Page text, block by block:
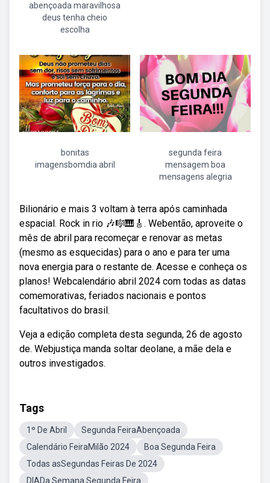
abençoada maravilhosa
deus tenha cheio
escolha
bonitas
imagensbomdia abril
segunda feira
mensagem boa
mensagens alegria
Bilionário e mais 3 voltam à terra após caminhada
espacial. Rock in rio 🎶🎼🎹🎸. Webentão, aproveite o
mês de abril para recomeçar e renovar as metas
(mesmo as esquecidas) para o ano e para ter uma
nova energia para o restante de. Acesse e conheça os
planos! Webcalendário abril 2024 com todas as datas
comemorativas, feriados nacionais e pontos
facultativos do brasil.
Veja a edição completa desta segunda, 26 de agosto
de. Webjustiça manda soltar deolane, a mãe dela e
outros investigados.
Tags
1º De Abril
Segunda FeiraAbençoada
Calendário FeiraMilão 2024
Boa Segunda Feira
Todas asSegundas Feiras De 2024
DIADa Semana Segunda Feira